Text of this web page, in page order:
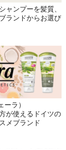
ャンプーを髪質、
ランドからお選び
ーラ）
が使えるドイツの
メブランド